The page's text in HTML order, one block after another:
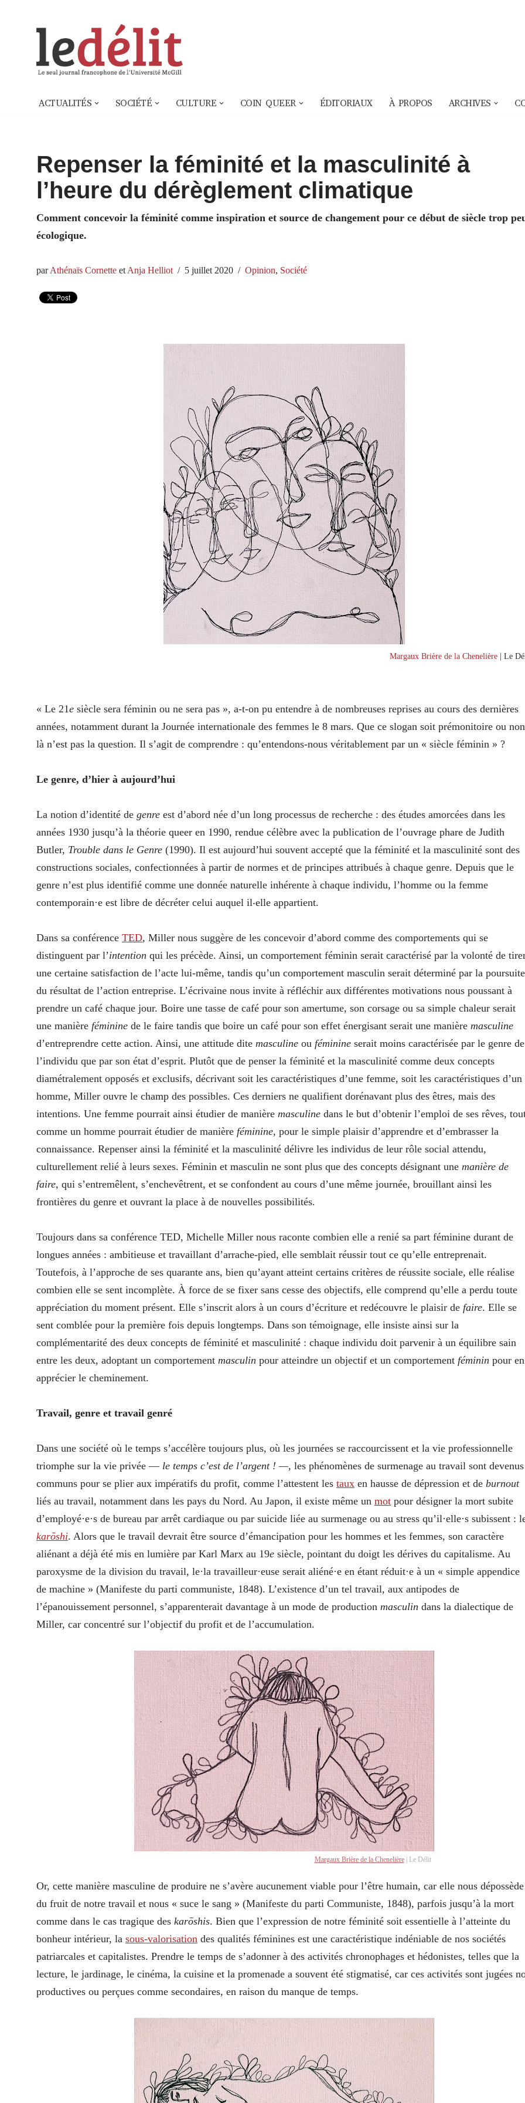
ACTUALITÉS SOCIÉTÉ CULTURE COIN QUEER ÉDITORIAUX À PROPOS ARCHIVES
Repenser la féminité et la masculinité à
l’heure du dérèglement climatique
Comment concevoir la féminité comme inspiration et source de changement pour ce début de siècle trop
écologique.
parAthénaïs Cornette etAnja Helliot 5 juillet 2020 Opinion, Société
Margaux Brière de la Chenelière | Le
« Le 21e siècle sera féminin ou ne sera pas », a‑t-on pu entendre à de nombreuses reprises au cours des dernières
années, notamment durant la Journée internationale des femmes le 8 mars. Que ce slogan soit prémonitoire ou
là n’est pas la question. Il s’agit de comprendre : qu’entendons-nous véritablement par un « siècle féminin » ?
Le genre, d’hier à aujourd’hui
La notion d’identité de genre est d’abord née d’un long processus de recherche : des études amorcées dans les
années 1930 jusqu’à la théorie queer en 1990, rendue célèbre avec la publication de l’ouvrage phare de Judith
Butler, Trouble dans le Genre (1990). Il est aujourd’hui souvent accepté que la féminité et la masculinité sont des
constructions sociales, confectionnées à partir de normes et de principes attribués à chaque genre. Depuis que le
genre n’est plus identifié comme une donnée naturelle inhérente à chaque individu, l’homme ou la femme
contemporain·e est libre de décréter celui auquel il‧elle appartient.
Dans sa conférence TED, Miller nous suggère de les concevoir d’abord comme des comportements qui se
distinguent par l’intention qui les précède. Ainsi, un comportement féminin serait caractérisé par la volonté de
une certaine satisfaction de l’acte lui-même, tandis qu’un comportement masculin serait déterminé par la poursuite
du résultat de l’action entreprise. L’écrivaine nous invite à réfléchir aux différentes motivations nous poussant à
prendre un café chaque jour. Boire une tasse de café pour son amertume, son corsage ou sa simple chaleur serait
une manière féminine de le faire tandis que boire un café pour son effet énergisant serait une manière masculine
d’entreprendre cette action. Ainsi, une attitude dite masculine ou féminine serait moins caractérisée par le genre de
l’individu que par son état d’esprit. Plutôt que de penser la féminité et la masculinité comme deux concepts
diamétralement opposés et exclusifs, décrivant soit les caractéristiques d’une femme, soit les caractéristiques d’un
homme, Miller ouvre le champ des possibles. Ces derniers ne qualifient dorénavant plus des êtres, mais des
intentions. Une femme pourrait ainsi étudier de manière masculine dans le but d’obtenir l’emploi de ses rêves,
comme un homme pourrait étudier de manière féminine, pour le simple plaisir d’apprendre et d’embrasser la
connaissance. Repenser ainsi la féminité et la masculinité délivre les individus de leur rôle social attendu,
culturellement relié à leurs sexes. Féminin et masculin ne sont plus que des concepts désignant une manière de
faire, qui s’entremêlent, s’enchevêtrent, et se confondent au cours d’une même journée, brouillant ainsi les
frontières du genre et ouvrant la place à de nouvelles possibilités.
Toujours dans sa conférence TED, Michelle Miller nous raconte combien elle a renié sa part féminine durant de
longues années : ambitieuse et travaillant d’arrache-pied, elle semblait réussir tout ce qu’elle entreprenait.
Toutefois, à l’approche de ses quarante ans, bien qu’ayant atteint certains critères de réussite sociale, elle réalise
combien elle se sent incomplète. À force de se fixer sans cesse des objectifs, elle comprend qu’elle a perdu toute
appréciation du moment présent. Elle s’inscrit alors à un cours d’écriture et redécouvre le plaisir de faire. Elle se
sent comblée pour la première fois depuis longtemps. Dans son témoignage, elle insiste ainsi sur la
complémentarité des deux concepts de féminité et masculinité : chaque individu doit parvenir à un équilibre sain
entre les deux, adoptant un comportement masculin pour atteindre un objectif et un comportement féminin pour en
apprécier le cheminement.
Travail, genre et travail genré
Dans une société où le temps s’accélère toujours plus, où les journées se raccourcissent et la vie professionnelle
triomphe sur la vie privée — le temps c’est de l’argent ! —, les phénomènes de surmenage au travail sont devenus
communs pour se plier aux impératifs du profit, comme l’attestent les taux en hausse de dépression et de burnout
liés au travail, notamment dans les pays du Nord. Au Japon, il existe même un mot pour désigner la mort subite
d’employé·e·s de bureau par arrêt cardiaque ou par suicide liée au surmenage ou au stress qu’il·elle·s subissent :
karōshi. Alors que le travail devrait être source d’émancipation pour les hommes et les femmes, son caractère
aliénant a déjà été mis en lumière par Karl Marx au 19e siècle, pointant du doigt les dérives du capitalisme. Au
paroxysme de la division du travail, le·la travailleur·euse serait aliéné·e en étant réduit·e à un « simple appendice
de machine » (Manifeste du parti communiste, 1848). L’existence d’un tel travail, aux antipodes de
l’épanouissement personnel, s’apparenterait davantage à un mode de production masculin dans la dialectique de
Miller, car concentré sur l’objectif du profit et de l’accumulation.
Margaux Brière de la Chenelière| Le Délit
Or, cette manière masculine de produire ne s’avère aucunement viable pour l’être humain, car elle nous dépossède
du fruit de notre travail et nous « suce le sang » (Manifeste du parti Communiste, 1848), parfois jusqu’à la mort
comme dans le cas tragique des karōshis. Bien que l’expression de notre féminité soit essentielle à l’atteinte du
bonheur intérieur, la sous-valorisation des qualités féminines est une caractéristique indéniable de nos sociétés
patriarcales et capitalistes. Prendre le temps de s’adonner à des activités chronophages et hédonistes, telles que la
lecture, le jardinage, le cinéma, la cuisine et la promenade a souvent été stigmatisé, car ces activités sont jugées
productives ou perçues comme secondaires, en raison du manque de temps.